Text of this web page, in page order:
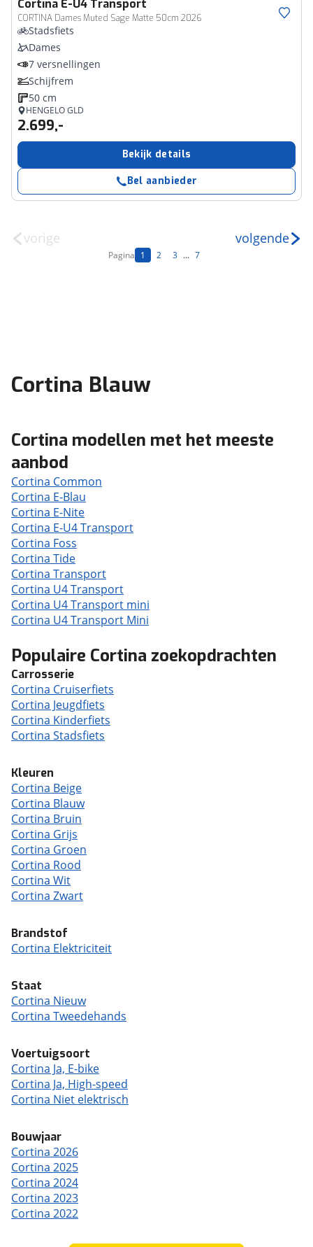
Cortina E-U4 Transport
CORTINA Dames Muted Sage Matte 50cm 2026
Stadsfiets
Dames
7 versnellingen
Schijfrem
50 cm
HENGELO GLD
2.699,-
Bekijk details
Bel aanbieder
vorige
Pagina 1 2 3 ... 7
volgende
Cortina Blauw
Cortina modellen met het meeste
aanbod
Cortina Common
Cortina E-Blau
Cortina E-Nite
Cortina E-U4 Transport
Cortina Foss
Cortina Tide
Cortina Transport
Cortina U4 Transport
Cortina U4 Transport mini
Cortina U4 Transport Mini
Populaire Cortina zoekopdrachten
Carrosserie
Cortina Cruiserfiets
Cortina Jeugdfiets
Cortina Kinderfiets
Cortina Stadsfiets
Kleuren
Cortina Beige
Cortina Blauw
Cortina Bruin
Cortina Grijs
Cortina Groen
Cortina Rood
Cortina Wit
Cortina Zwart
Brandstof
Cortina Elektriciteit
Staat
Cortina Nieuw
Cortina Tweedehands
Voertuigsoort
Cortina Ja, E-bike
Cortina Ja, High-speed
Cortina Niet elektrisch
Bouwjaar
Cortina 2026
Cortina 2025
Cortina 2024
Cortina 2023
Cortina 2022